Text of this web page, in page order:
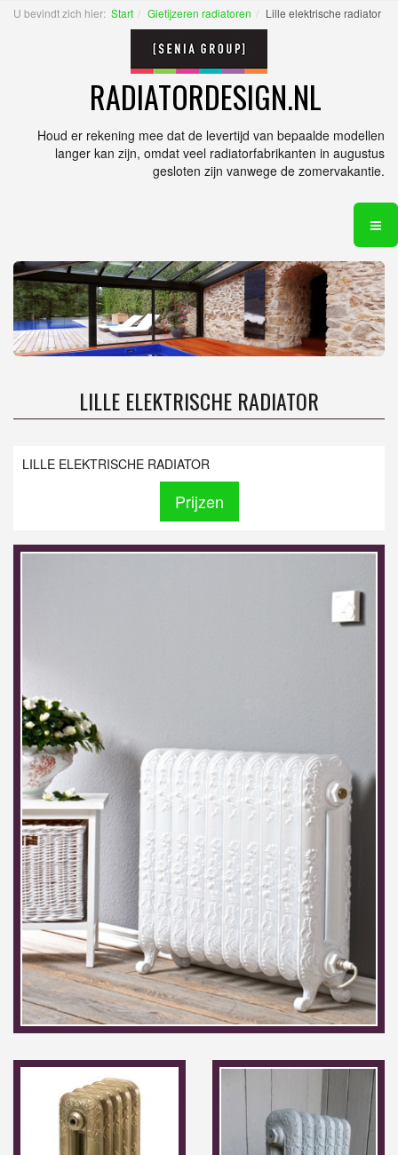
U bevindt zich hier: Start Gietijzeren radiatoren Lille elektrische radiator
RADIATORDESIGN.NL
Houd er rekening mee dat de levertijd van bepaalde modellen
langer kan zijn, omdat veel radiatorfabrikanten in augustus
gesloten zijn vanwege de zomervakantie.
LILLE ELEKTRISCHE RADIATOR
LILLE ELEKTRISCHE RADIATOR
Prijzen